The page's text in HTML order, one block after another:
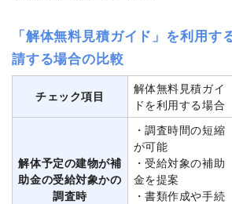
「解体無料見積ガイド」を利用す
請する場合の比較
チェック項目
解体無料見積ガイ
ドを利用する場合
解体予定の建物が補
助金の受給対象かの
調査時
・調査時間の短縮
が可能
・受給対象の補助
金を提案
・書類作成や手続